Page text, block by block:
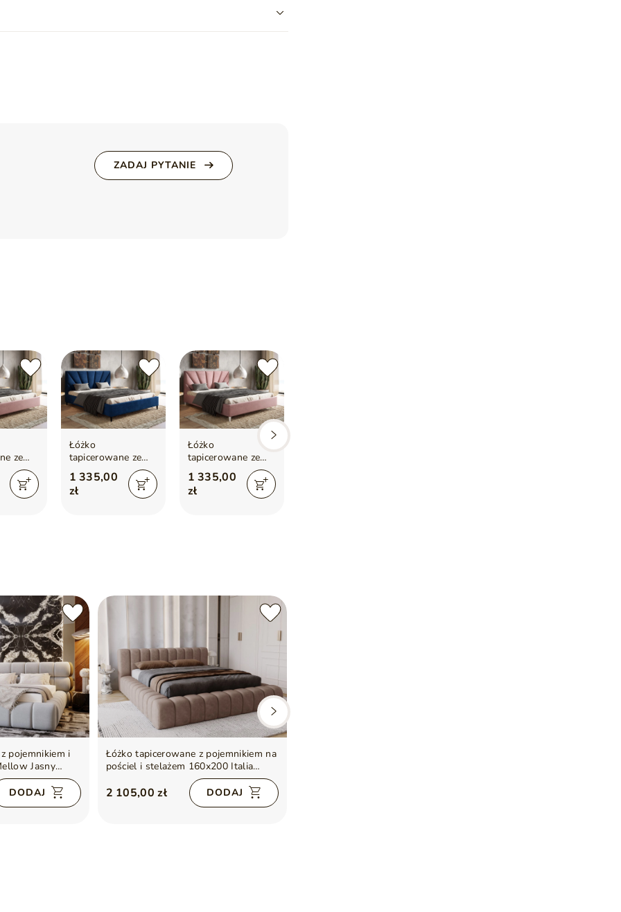
rozlana ciecz skrapla się na powierzchni, co ułatwia jej szybkie
ZADAJ PYTANIE
ze
Łóżko
tapicerowane ze
stelażem 120x200
Fuzi
ciemnoniebieskie
1 335,00
zł
Łóżko
tapicerowane ze
stelażem 120x200
różowe
1 335,00
zł
pojemnikiem i
Jasny
DODAJ
Łóżko tapicerowane z pojemnikiem na
pościel i stelażem 160x200 Italia
2 105,00 zł DODAJ